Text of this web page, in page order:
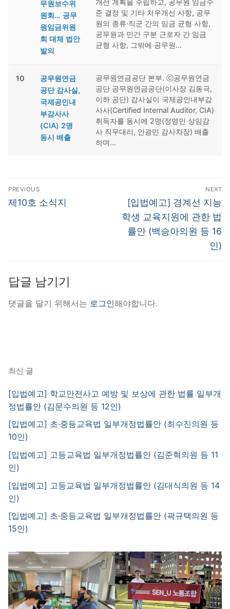
무원보수위
원회… 공무
원임금위원
회 대체 법안
발의
준 결정 및 기타 처우개선 사항, 공무
원의 종류·직군 간의 임금 균형 사항,
공무원과 민간 구분 근로자 간 임금
균형 사항, 그밖에 공무원…
10
공무원연금
공단 감사실,
국제공인내
부감사사
(CIA) 2명
동시 배출
공무원연금공단 본부. ⓒ공무원연금
공단 공무원연금공단(이사장 김동극,
이하 공단) 감사실이 국제공인내부감
사사(Certified Internal Auditor, CIA)
취득자를 동시에 2명(정영민 상임감
사 직무대리, 안광민 감사차장) 배출
하며…
글
탐
PREVIOUS
Previous
제10호 소식지
NEXT
Next
post:
[입법예고] 경계선 지능
학생 교육지원에 관한 법
률안 (백승아의원 등 16
인)
답글 남기기
댓글을 달기 위해서는 로그인해야합니다.
최신 글
[입법예고] 학교안전사고 예방 및 보상에 관한 법률 일부개
정법률안 (김문수의원 등 12인)
[입법예고] 초·중등교육법 일부개정법률안 (최수진의원 등
10인)
[입법예고] 고등교육법 일부개정법률안 (김준혁의원 등 11
인)
[입법예고] 고등교육법 일부개정법률안 (김대식의원 등 14
인)
[입법예고] 초·중등교육법 일부개정법률안 (곽규택의원 등
15인)